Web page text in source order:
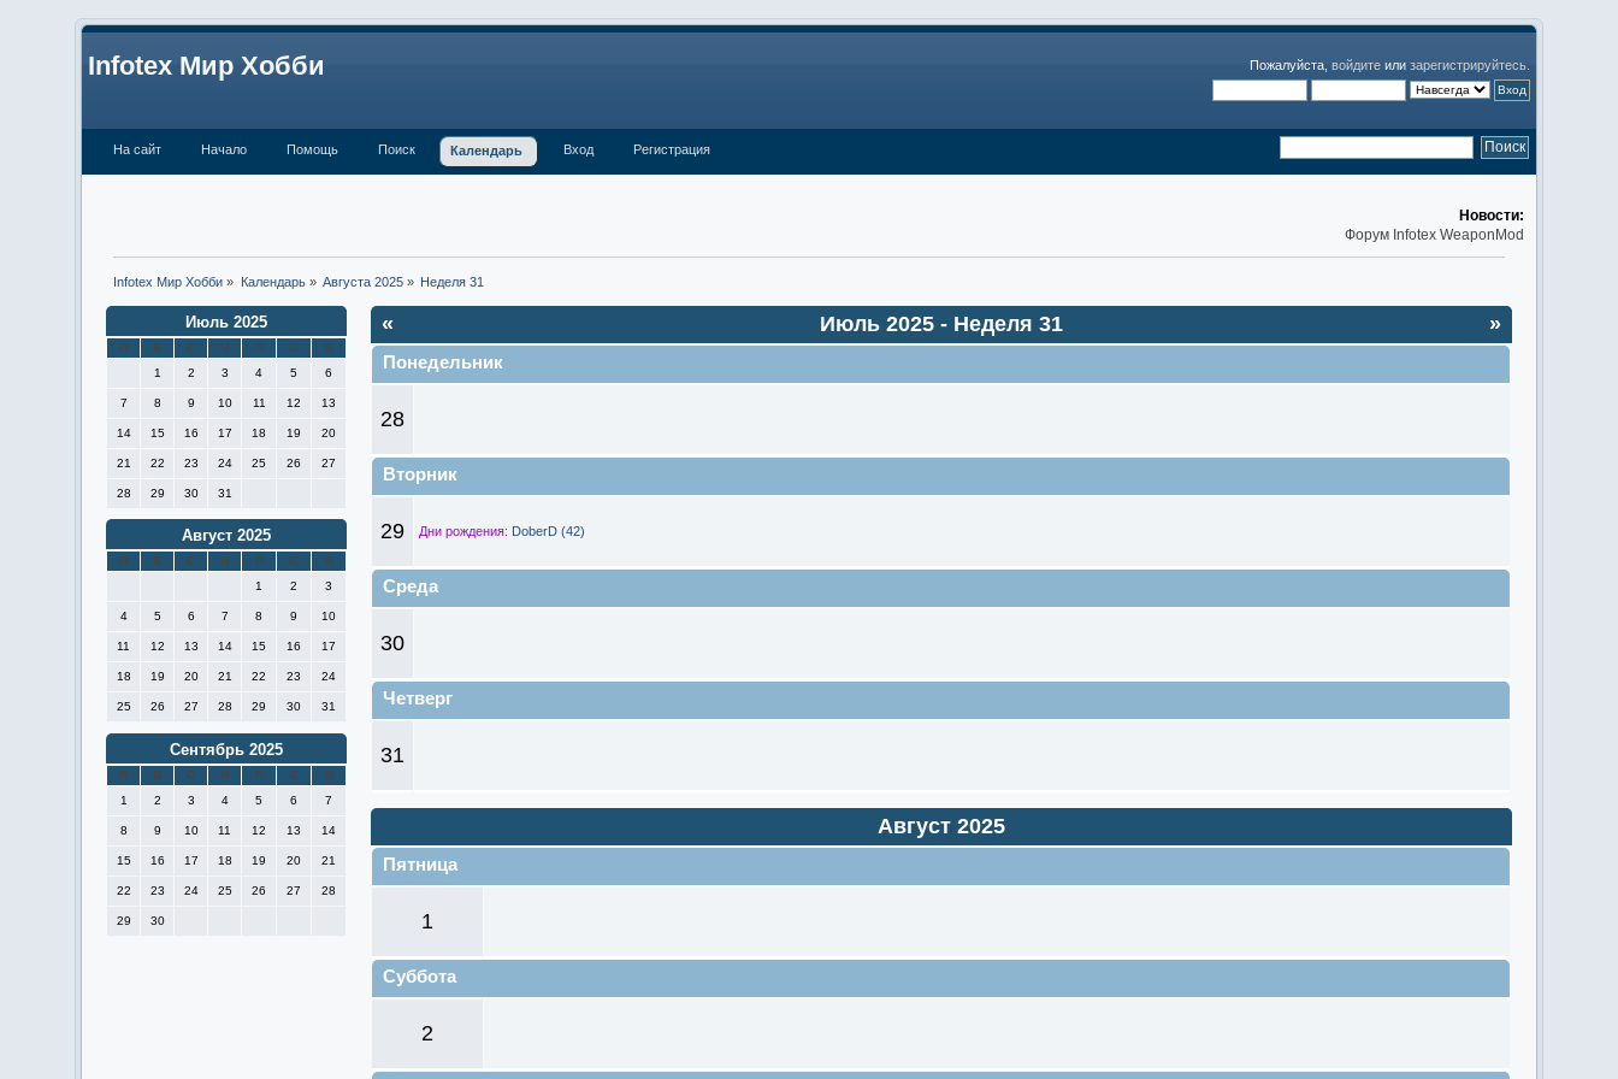
Infotex Мир Хобби Пожалуйста, войдитеили зарегистрируйтесь.
На сайт Начало Помощь Поиск Календарь Вход Регистрация
Новости:
Форум Infotex WeaponMod
Infotex Мир Хобби » Календарь» Августа 2025 » Неделя 31
Июль 2025
П В С Ч П С
В
1
2 3 4 5 6
7 8 9 10 11 12 13
14 15 16 17 18 19 20
21 22 23 24 25 26 27
28 29 30 31
Август 2025
П В С Ч П С
В
1
2 3
4 5 6 7 8 9 10
11 12 13 14 15 16 17
18 19 20 21 22 23 24
25 26 27 28 29 30 31
Сентябрь 2025
П В С Ч П С
В
1
2 3 4 5 6 7
8 9 10 11 12 13 14
15 16 17 18 19 20 21
22 23 24 25 26 27 28
29 30
« »
Июль 2025 - Неделя 31
Понедельник
28
Вторник
29 Дни рождения: DoberD (42)
Среда
30
Четверг
31
Август 2025
Пятница
1
Суббота
2